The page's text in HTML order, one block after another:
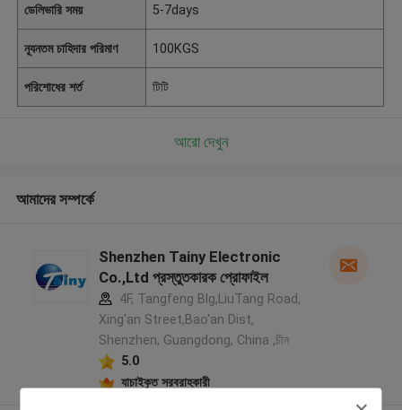
ডেলিভারি সময় 5-7days
ন্যূনতম চাহিদার পরিমাণ 100KGS
পরিশোধের শর্ত টিটি
আরো দেখুন
আমাদের সম্পর্কে
Shenzhen Tainy Electronic
Co.,Ltd প্রস্তুতকারক প্রোফাইল
4F, Tangfeng Blg,LiuTang Road,
Xing'an Street,Bao'an Dist,
Shenzhen, Guangdong, China ,চীন
5.0
যাচাইকৃত সরবরাহকারী